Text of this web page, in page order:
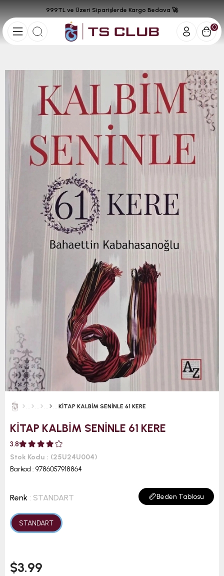
0
999TL ve Üzeri Siparişlerde Kargo Bedava 🚀
KİTAP KALBİM SENİNLE 61 KERE
KİTAP KALBİM SENİNLE 61 KERE
3.8
Stok Kodu
(25U24U004)
Barkod : 9786057918864
Renk Beden Tablosu
: STANDART
STANDART
$3.99